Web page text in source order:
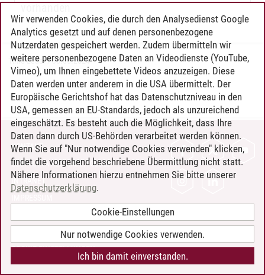
vorhanden
Timo Leder/30.06.2024
KONTAKT
LEUPHANA ALS ARBEITGEBER
INTRANET
BARRIEREFREIHEIT
COOKIE-EINSTELLUNGEN
Wir verwenden Cookies, die durch den Analysedienst Google
Analytics gesetzt und auf denen personenbezogene
Nutzerdaten gespeichert werden. Zudem übermitteln wir
weitere personenbezogene Daten an Videodienste (YouTube,
Vimeo), um Ihnen eingebettete Videos anzuzeigen. Diese
Daten werden unter anderem in die USA übermittelt. Der
Europäische Gerichtshof hat das Datenschutzniveau in den
USA, gemessen an EU-Standards, jedoch als unzureichend
eingeschätzt. Es besteht auch die Möglichkeit, dass Ihre
Daten dann durch US-Behörden verarbeitet werden können.
Wenn Sie auf "Nur notwendige Cookies verwenden" klicken,
findet die vorgehend beschriebene Übermittlung nicht statt.
Nähere Informationen hierzu entnehmen Sie bitte unserer
Datenschutzerklärung.
Cookie-Einstellungen
Nur notwendige Cookies verwenden.
Ich bin damit einverstanden.